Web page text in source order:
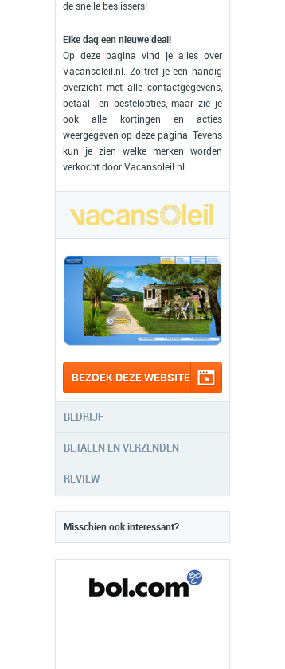
de snelle beslissers!
Elke dag een nieuwe deal!
Op deze pagina vind je alles over
Vacansoleil.nl. Zo tref je een handig
overzicht met alle contactgegevens,
betaal- en bestelopties, maar zie je
ook alle kortingen en acties
weergegeven op deze pagina. Tevens
kun je zien welke merken worden
verkocht door Vacansoleil.nl.
BEZOEK DEZE WEBSITE
BEDRIJF
BETALEN EN VERZENDEN
REVIEW
Misschien ook interessant?